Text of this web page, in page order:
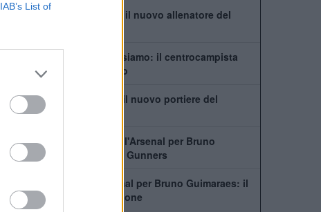
IAB’s List of
Chi è Matthias Jaissle: il nuovo allenatore del
Guimaraes-Arsenal, ci siamo: il centrocampista
pronto a lasciare il ritiro
Chi è Lukas Hornicek: il nuovo portiere del
Newcastle
In Newcastle dice no all'Arsenal per Bruno
Guimaraes. Il piano dei Gunners
Newcastle, no all'Arsenal per Bruno Guimaraes: il
capitano vuole la cessione